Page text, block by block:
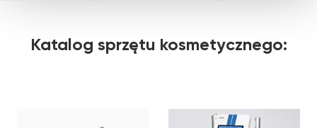
Katalog sprzętu kosmetycznego: